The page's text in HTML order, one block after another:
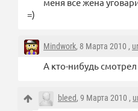
=)
Mindwork, 8 Марта 2010 , url
А кто-нибудь
bleed, 9 Марта 2010 ,